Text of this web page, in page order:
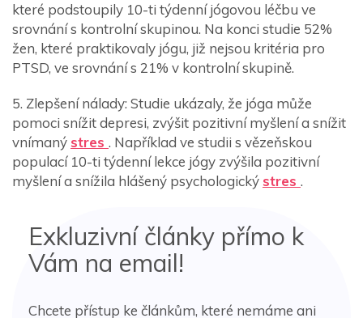
které podstoupily 10-ti týdenní jógovou léčbu ve
srovnání s kontrolní skupinou. Na konci studie 52%
žen, které praktikovaly jógu, již nejsou kritéria pro
PTSD, ve srovnání s 21% v kontrolní skupině.
5. Zlepšení nálady: Studie ukázaly, že jóga může
pomoci snížit depresi, zvýšit pozitivní myšlení a snížit
vnímanýstres . Například ve studii s vězeňskou
populací 10-ti týdenní lekce jógy zvýšila pozitivní
myšlení a snížila hlášený psychologickýstres .
Exkluzivní články přímo k
Vám na email!
Chcete přístup ke článkům, které nemáme ani